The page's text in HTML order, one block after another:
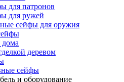
для патронов
для ружей
сейфы для оружия
деревом
сейфы
и оборудование